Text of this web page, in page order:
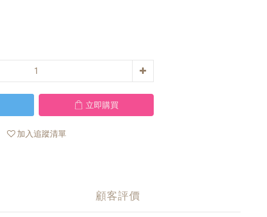
立即購買
加入追蹤清單
顧客評價